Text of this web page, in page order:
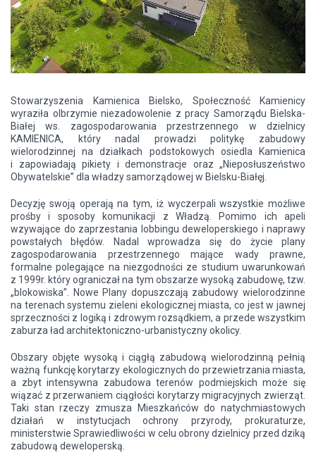
Stowarzyszenia Kamienica Bielsko, Społeczność Kamienicy
wyraziła olbrzymie niezadowolenie z pracy Samorządu Bielska-
Białej ws. zagospodarowania przestrzennego w dzielnicy
KAMIENICA, który nadal prowadzi politykę zabudowy
wielorodzinnej na działkach podstokowych osiedla Kamienica
i zapowiadają pikiety i demonstracje oraz „Nieposłuszeństwo
Obywatelskie” dla władzy samorządowej w Bielsku-Białęj.
Decyzję swoją operają na tym, iż wyczerpali wszystkie możliwe
prośby i sposoby komunikacji z Władzą. Pomimo ich apeli
wzywające do zaprzestania lobbingu deweloperskiego i naprawy
powstałych błędów. Nadal wprowadza się do życie plany
zagospodarowania przestrzennego mające wady prawne,
formalne polegające na niezgodności ze studium uwarunkowań
z 1999r. który ograniczał na tym obszarze wysoką zabudowę, tzw.
„blokowiska”. Nowe Plany dopuszczają zabudowy wielorodzinne
na terenach systemu zieleni ekologicznej miasta, co jest w jawnej
sprzeczności z logiką i zdrowym rozsądkiem, a przede wszystkim
zaburza ład architektoniczno-urbanistyczny okolicy.
Obszary objęte wysoką i ciągłą zabudową wielorodzinną pełnią
ważną funkcję korytarzy ekologicznych do przewietrzania miasta,
a zbyt intensywna zabudowa terenów podmiejskich może się
wiązać z przerwaniem ciągłości korytarzy migracyjnych zwierząt.
Taki stan rzeczy zmusza Mieszkańców do natychmiastowych
działań w instytucjach ochrony przyrody, prokuraturze,
ministerstwie Sprawiedliwości w celu obrony dzielnicy przed dziką
zabudową deweloperską.